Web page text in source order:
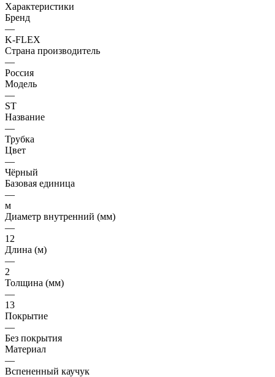
Характеристики
Бренд
—
K-FLEX
Страна производитель
—
Россия
Модель
—
ST
Название
—
Трубка
Цвет
—
Чёрный
Базовая единица
—
м
Диаметр внутренний (мм)
—
12
Длина (м)
—
2
Толщина (мм)
—
13
Покрытие
—
Без покрытия
Материал
—
Вспененный каучук